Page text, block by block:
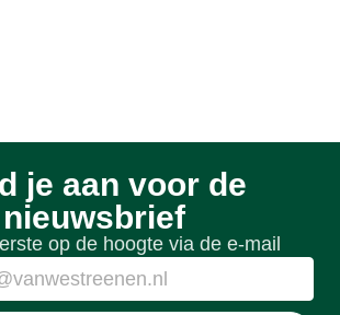
je aan voor de
nieuwsbrief
op de hoogte via de e-mail